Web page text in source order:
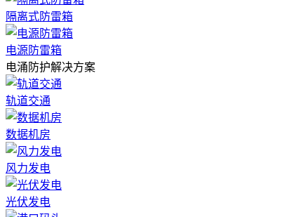
隔离式防雷箱
电源防雷箱
电涌防护解决方案
轨道交通
数据机房
风力发电
光伏发电